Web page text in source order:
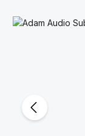
Bildergalerie